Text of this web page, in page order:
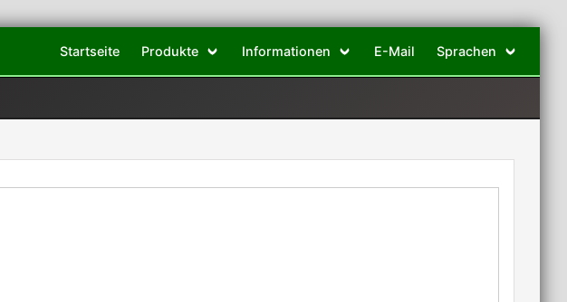
Startseite Produkte Informationen E-Mail Sprachen